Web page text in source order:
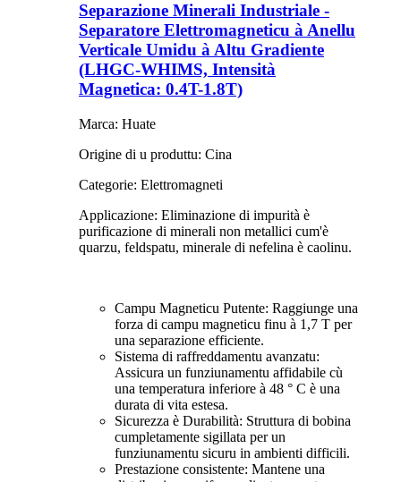
Separazione Minerali Industriale -
Separatore Elettromagneticu à Anellu
Verticale Umidu à Altu Gradiente
(LHGC-WHIMS, Intensità
Magnetica: 0.4T-1.8T)
Marca: Huate
Origine di u produttu: Cina
Categorie: Elettromagneti
Applicazione: Eliminazione di impurità è
purificazione di minerali non metallici cum'è
quarzu, feldspatu, minerale di nefelina è caolinu.
Campu Magneticu Putente: Raggiunge una
forza di campu magneticu finu à 1,7 T per
una separazione efficiente.
Sistema di raffreddamentu avanzatu:
Assicura un funziunamentu affidabile cù
una temperatura inferiore à 48 ° C è una
durata di vita estesa.
Sicurezza è Durabilità: Struttura di bobina
cumpletamente sigillata per un
funziunamentu sicuru in ambienti difficili.
Prestazione consistente: Mantene una